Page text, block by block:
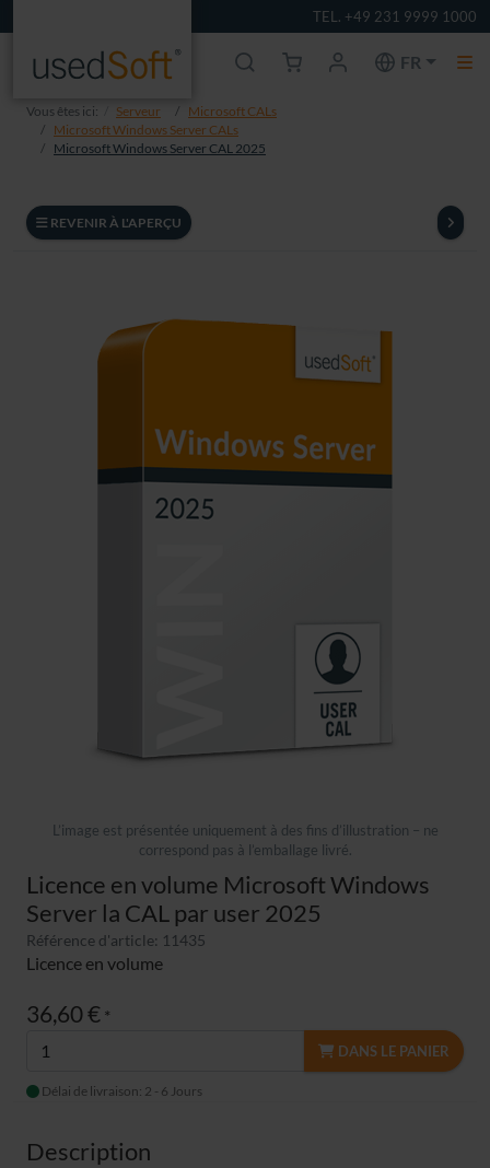
TEL. +49 231 9999 1000
FR
Vous êtes ici: Serveur
Microsoft CALs
Microsoft Windows Server CALs
Microsoft Windows Server CAL 2025
REVENIR À L'APERÇU
L’image est présentée uniquement à des fins d’illustration – ne
correspond pas à l’emballage livré.
Licence en volume Microsoft Windows
Server la CAL par user 2025
Référence d'article: 11435
Licence en volume
36,60 € *
DANS LE PANIER
Délai de livraison: 2 - 6 Jours
Description